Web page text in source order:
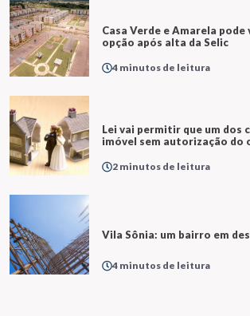
Casa Verde e Amarela
opção após alta da Selic
4 minutos de leitura
Lei vai permitir que um dos
imóvel sem autorização do
2 minutos de leitura
Vila Sônia: um bairro em
4 minutos de leitura